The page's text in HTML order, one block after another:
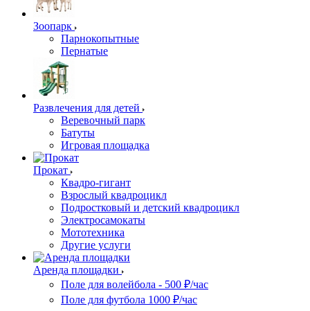
Зоопарк
Парнокопытные
Пернатые
Развлечения для детей
Веревочный парк
Батуты
Игровая площадка
Прокат
Квадро-гигант
Взрослый квадроцикл
Подростковый и детский квадроцикл
Электросамокаты
Мототехника
Другие услуги
Аренда площадки
Поле для волейбола - 500 ₽/час
Поле для футбола 1000 ₽/час